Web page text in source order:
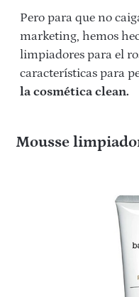
Pero para que no
marketing, hemos
limpiadores para el
características para
la cosmética clean.
Mousse